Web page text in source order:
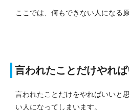
ここでは、何もできない人になる
言われたことだけやれ
言われたことだけをやればいいと
い人になってしまいます。